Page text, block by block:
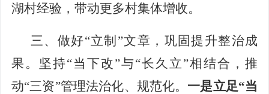
湖村经验，带动更多村集体增收。
三、做好“立制”文章，巩固提升整治成
果 。 坚持“当下改”与“长久立”相结合，推
动“三资”管理法治化、规范化。 一是立足“当